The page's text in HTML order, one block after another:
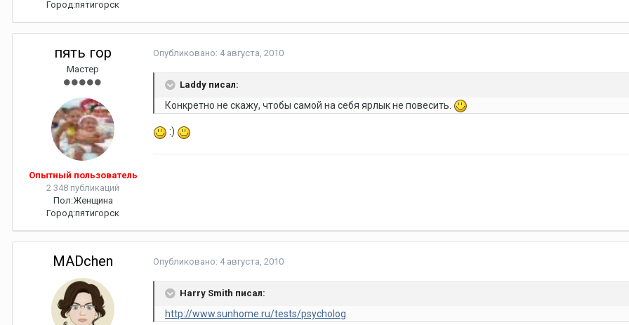
Город:пятигорск
пять гор
Мастер
Опытный пользователь
2 348 публикаций
Пол:Женщина
Город:пятигорск
Опубликовано: 4 августа, 2010
Laddy писал:
Конкретно не скажу, чтобы самой на себя ярлык не повесить.
:)
MADchen Опубликовано: 4 августа, 2010
Harry Smith писал:
http://www.sunhome.ru/tests/psycholog